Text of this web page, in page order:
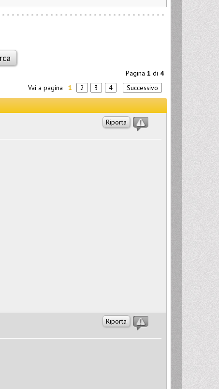
Pagina 1 di 4
Vai a pagina
1 2 3 4 Successivo
Riporta
Riporta